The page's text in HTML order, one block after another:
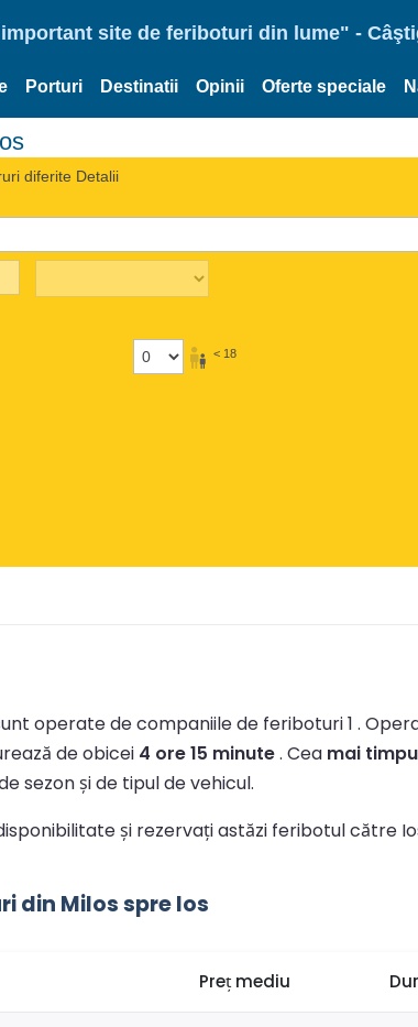
site de feriboturi din lume" -
Porturi Destinatii Opinii Oferte speciale
diferite Detalii
< 18
operate de companiile de feriboturi 1 .
de obicei 4 ore 15 minute. Cea mai
sezon și de tipul de vehicul.
și rezervați astăzi feribotul către
din Milos spre Ios
Preț mediu